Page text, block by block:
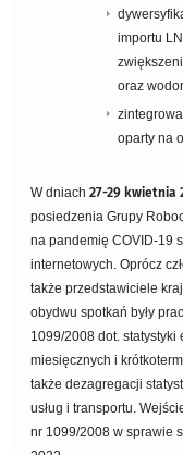
importu
oraz
oparty na
W dniach27-29 kwietnia
posiedzenia Grupy
na pandemię COVID-19
internetowych. Oprócz
także przedstawiciele
obydwu spotkań były
1099/2008 dot.
miesięcznych i
także dezagregacji
usług i transportu.
nr 1099/2008 w sprawie